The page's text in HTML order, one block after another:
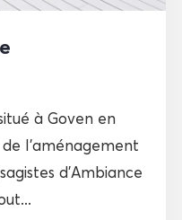
à Goven en
l’aménagement
d’Ambiance